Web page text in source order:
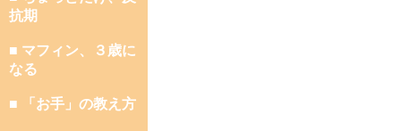
抗期
■ マフィン、３歳に
なる
■ 「お手」の教え方